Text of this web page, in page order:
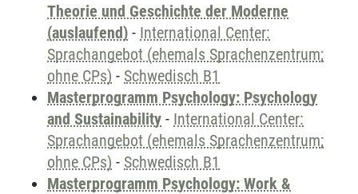
Theorie und Geschichte der Moderne
(auslaufend) - International Center:
Sprachangebot (ehemals Sprachenzentrum;
ohne CPs) - Schwedisch B1
Masterprogramm Psychology: Psychology
and Sustainability - International Center:
Sprachangebot (ehemals Sprachenzentrum;
ohne CPs) - Schwedisch B1
Masterprogramm Psychology: Work &